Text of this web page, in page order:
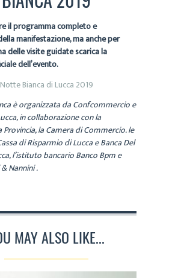
il programma completo e
manifestazione, ma anche per
delle visite guidate scarica la
dell’evento.
Bianca di Lucca 2019
è organizzata da Confcommercio e
in collaborazione con la
la Camera di Commercio. le
di Risparmio di Lucca e Banca Del
l’istituto bancario Banco Bpm e
Nannini .
MAY ALSO LIKE...